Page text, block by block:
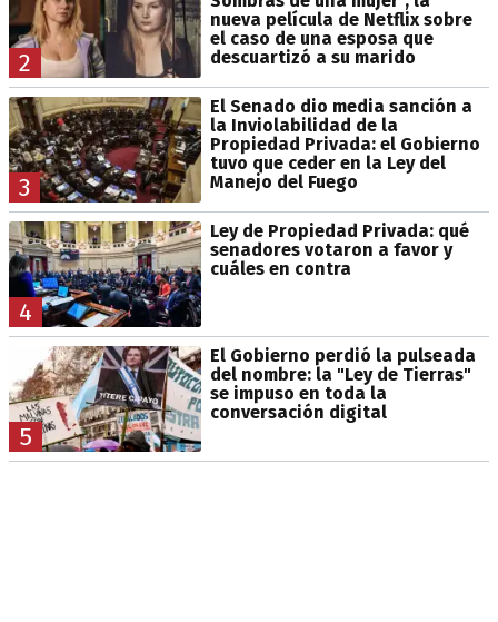
2
nueva película de Netflix sobre
el caso de una esposa que
descuartizó a su marido
3
El Senado dio media sanción a
la Inviolabilidad de la
Propiedad Privada: el Gobierno
tuvo que ceder en la Ley del
Manejo del Fuego
4
Ley de Propiedad Privada: qué
senadores votaron a favor y
cuáles en contra
5
El Gobierno perdió la pulseada
del nombre: la "Ley de Tierras"
se impuso en toda la
conversación digital